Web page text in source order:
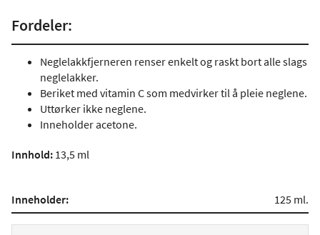
Fordeler:
Neglelakkfjerneren renser enkelt og raskt bort alle slags
neglelakker.
Beriket med vitamin C som medvirker til å pleie neglene.
Uttørker ikke neglene.
Inneholder acetone.
Innhold: 13,5 ml
Inneholder: 125 ml.